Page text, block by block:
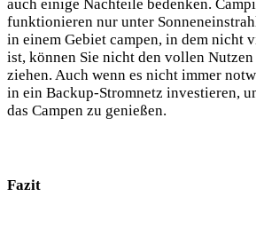
auch einige Nachteile bedenken.
funktionieren nur unter
in einem Gebiet campen, in dem nicht
ist, können Sie nicht den vollen
ziehen. Auch wenn es nicht immer
in ein Backup-Stromnetz​ investieren,
das Campen zu genießen.
Fazit